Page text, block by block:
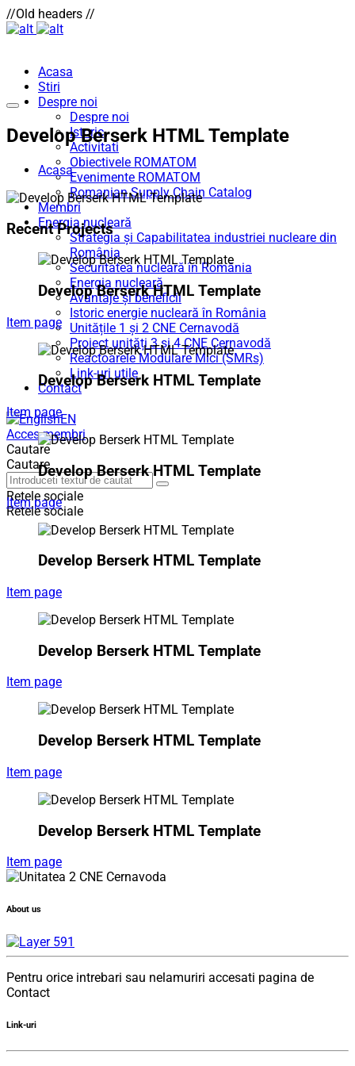
//Old headers //
Acasa
Stiri
Despre noi
Despre noi
Istoric
Activitati
Obiectivele ROMATOM
Evenimente ROMATOM
Romanian Supply Chain Catalog
Membri
Energia nucleară
Strategia și Capabilitatea industriei nucleare din
România
Securitatea nucleară în România
Energia nucleară
Avantaje și beneficii
Istoric energie nucleară în România
Unitățile 1 și 2 CNE Cernavodă
Proiect unități 3 și 4 CNE Cernavodă
Reactoarele Modulare Mici (SMRs)
Link-uri utile
Contact
EN
Acces membri
Cautare
Cautare
Retele sociale
Retele sociale
Develop Berserk HTML Template
Acasa
Recent Projects
Develop Berserk HTML Template
Item page
Develop Berserk HTML Template
Item page
Develop Berserk HTML Template
Item page
Develop Berserk HTML Template
Item page
Develop Berserk HTML Template
Item page
Develop Berserk HTML Template
Item page
Develop Berserk HTML Template
Item page
About us
Pentru orice intrebari sau nelamuriri accesati pagina de
Contact
Link-uri